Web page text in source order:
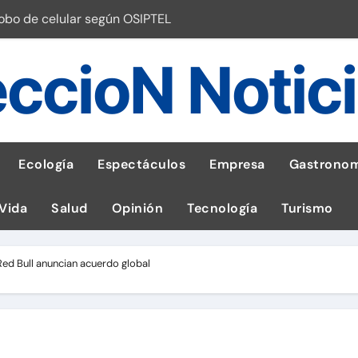
de celular según OSIPTEL
¡Descarga la app de Meridianbet y gana una jugada gratis
inspirado en la fuerza de un volcán
1,600 equipos educativos
por ignorar distancias de seguridad
de GEI en sus operaciones
Ecología Espectáculos Empresa
Salud Opinión Tecnología Turismo
Bull anuncian acuerdo global